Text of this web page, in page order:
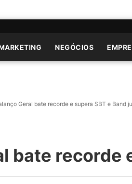
NEGÓCIOS
Geral bate recorde e supera SBT e Band
bate recorde